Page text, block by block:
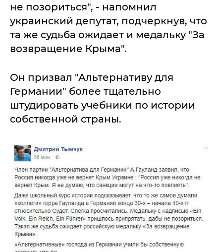
не позориться", - напомнил
украинский депутат, подчеркнув, что
та же судьба ожидает и медальку "За
возвращение Крыма".
Он призвал "Альтернативу для
Германии" более тщательно
штудировать учебники по истории
собственной страны.